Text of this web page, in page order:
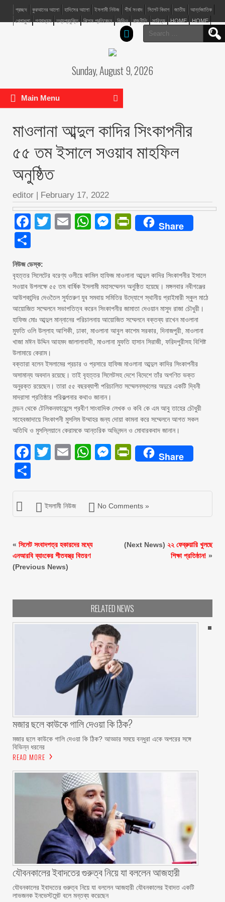
প্রচ্ছদ কুরআনের আলো হাদিসের আলো ইসলামী নিউজ শীর্ষ সংবাদ সিলেট বিভাগ জাতীয়
আর্ন্তজাতিক
খেলাধুলা
গণমাধ্যম তথ্যপ্রযুক্তি বিশেষ প্রতিবেদন ভিডিও রাজনীতি সাহিত্য HOME HOME
Search
for:
Sunday, August 9, 2026
Main Menu
মাওলানা আব্দুল কাদির সিংকাপনীর
৫৫ তম ইসালে সওয়াব মাহফিল
অনুষ্ঠিত
editor | February 17, 2022
Facebook
Twitter
EmailWhatsApp
Messenger
PrintFriendly
Share
নিউজ ডেস্ক:
বৃহত্তর সিলেটের বরেণ্য ওলীয়ে কামিল হাফিজ মাওলানা আব্দুল কাদির সিংকাপনীর ইসালে
সওয়াব উপলক্ষে ৫৫ তম বার্ষিক ইসলামী মহাসম্মেলন অনুষ্ঠিত হয়েছে। মঙ্গলবার নবীগঞ্জের
আউশকান্দির দেওতৈল সুর্যতরুণ যুব সমবায় সমিতির উদ্যোগে স্থানীয় প্রাইমারী স্কুল মাঠে
আয়োজিত সম্মেলনে সভাপতিত্ব করেন সিংকাপনীর জামাতা দেওয়ান মাসুদ রাজা চৌধুরী।
হাফিজ মোঃ আব্দুল মান্নানের পরিচালনায় আয়োজিত সম্মেলনে বক্তব্য রাখেন মাওলানা
মুফতি ওলি উল্লাহ আশিকী, ঢাকা, মাওলানা আবুল কাশেম সরকার, দিনাজপুরী, মাওলানা
খাজা মঈন উদ্দিন আহমদ জালালাবাদী, মাওলানা মুফতি হাসান সিরাজী, ফরিদপুরীসহ বিশিষ্ট
উলামায়ে কেরাম।
বক্তারা বলেন ইসলামের প্রচার ও প্রসারে হাফিজ মাওলানা আব্দুল কাদির সিংকাপনীর
অসামান্য অবদান রয়েছে। তাই বৃহত্তর সিলেটসহ দেশে বিদেশে তাঁর অগণিত ভক্ত
অনুরক্ত রয়েছেন। তারা ৫৫ বছরব্যাপী পরিচালিত সম্মেলনস্থলের অদুরে একটি দ্বিনী
মাদরাসা প্রতিষ্ঠার পরিকল্পনার কথাও জানান।
লন্ডন থেকে টেলিকনফারেন্সে প্রবীণ সাংবাদিক লেখক ও কবি কে এম আবু তাহের চৌধুরী
সাহেবজাদায়ে সিংকাপনী মুসলিম উম্মাহর জন্য দোয়া কামনা করে সম্মেলনে আগত সকল
অতিথি ও মুসল্লিয়ানে কেরামকে আন্তরিক অভিনন্দন ও মোবারকবাদ জানান।
Facebook
Twitter
EmailWhatsApp
Messenger
PrintFriendly
Share
ইসলামী নিউজ No Comments »
« সিলেট সংবাদপত্র হকারদের মধ্যে
এনআরবি ব্যাংকের শীতবস্ত্র বিতরণ
(Previous News)
(Next News) ২২ ফেব্রুয়ারি খুলছে
শিক্ষা প্রতিষ্ঠান! »
RELATED NEWS
মজার ছলে কাউকে গালি দেওয়া কি ঠিক?
মজার ছলে কাউকে গালি দেওয়া কি ঠিক? আড্ডার সময়ে বন্ধুরা একে অপরের সঙ্গে
বিভিন্ন ধরনের
READ MORE
যৌবনকালের ইবাদতের গুরুত্ব নিয়ে যা বললেন আজহারী
যৌবনকালের ইবাদতের গুরুত্ব নিয়ে যা বললেন আজহারী যৌবনকালের ইবাদত একটি
লাভজনক ইনভেস্টমেন্ট বলে মন্তব্য করেছেন